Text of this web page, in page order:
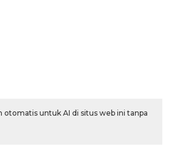
untuk AI di situs web ini tanpa